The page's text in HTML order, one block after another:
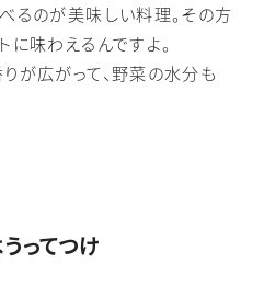
るのが美味しい料理。その方
に味わえるんですよ。
が広がって、野菜の水分も
ってつけ